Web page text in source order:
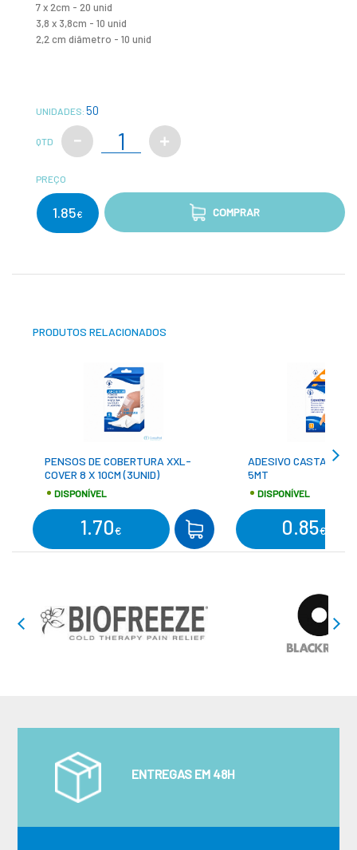
7 x 2cm - 20 unid
3,8 x 3,8cm - 10 unid
2,2 cm diâmetro - 10 unid
UNIDADES: 50
QTD
PREÇO
1.85€ COMPRAR
PRODUTOS RELACIONADOS
PENSOS DE COBERTURA XXL-
COVER 8 X 10CM (3UNID)
DISPONÍVEL
1.70€ COMPRAR
ADESIVO CASTANHO
5MT
DISPONÍVEL
0.85€
ENTREGAS EM 48H